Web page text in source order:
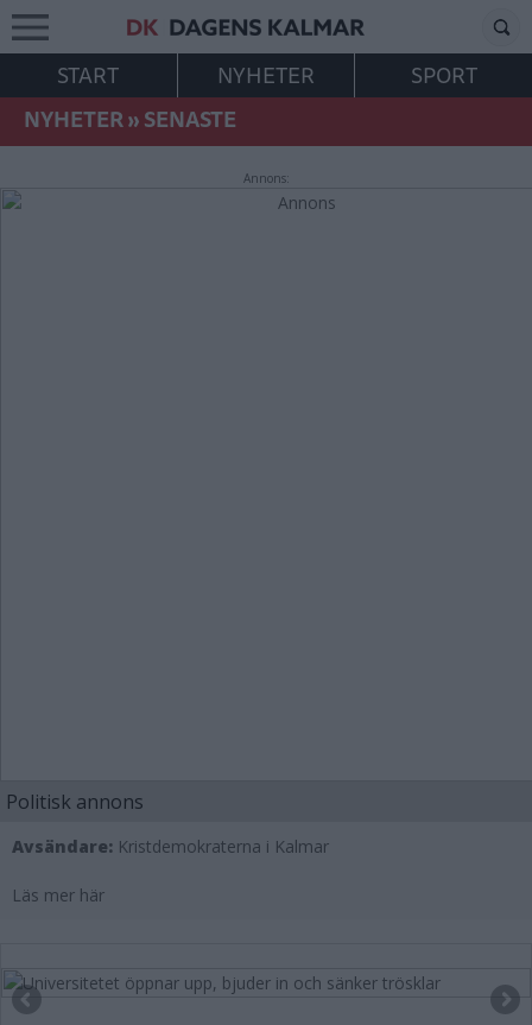
START NYHETER
SPORT
NYHETER»SENASTE
Annons:
Politisk annons
Avsändare: Kristdemokraterna i Kalmar
Läs mer här